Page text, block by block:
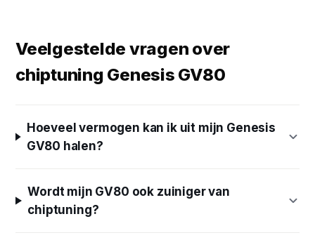
Veelgestelde vragen over
chiptuning Genesis GV80
Hoeveel vermogen kan ik uit mijn Genesis
GV80 halen?
Wordt mijn GV80 ook zuiniger van
chiptuning?